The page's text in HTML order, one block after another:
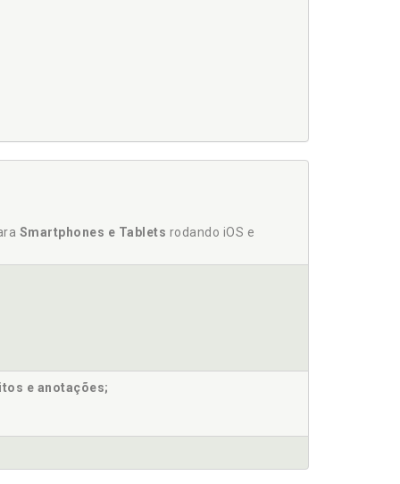
Smartphones e Tablets rodando iOS e
e anotações;